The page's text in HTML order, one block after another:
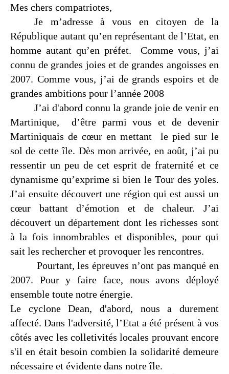
Mes chers compatriotes,
Je m’adresse à vous en citoyen de la
République autant qu’en représentant de l’Etat, en
homme autant qu’en préfet.
Comme vous, j’ai
connu de grandes joies et de grandes angoisses en
2007. Comme vous, j’ai de grands espoirs et de
grandes ambitions pour l’année 2008
J’ai d'abord connu la grande joie de venir en
Martinique,
d’être parmi vous et de devenir
Martiniquais de cœur en mettant
le pied sur le
sol de cette île. Dès mon arrivée, en août, j’ai pu
ressentir un peu de cet esprit de fraternité et ce
dynamisme qu’exprime si bien le Tour des yoles.
J’ai ensuite découvert une région qui est aussi un
cœur battant d’émotion et de chaleur. J’ai
découvert un département dont les richesses sont
à la fois innombrables et disponibles, pour qui
sait les rechercher et provoquer les rencontres.
Pourtant, les épreuves n’ont pas manqué en
2007. Pour y faire face, nous avons déployé
ensemble toute notre énergie.
Le cyclone Dean, d'abord, nous a durement
affecté. Dans l'adversité, l’Etat a été présent à vos
côtés avec les colletivités locales prouvant encore
s'il en était besoin combien la solidarité demeure
nécessaire et évidente dans notre île.